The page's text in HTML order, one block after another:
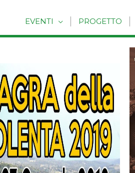
EVENTI PROGETTO